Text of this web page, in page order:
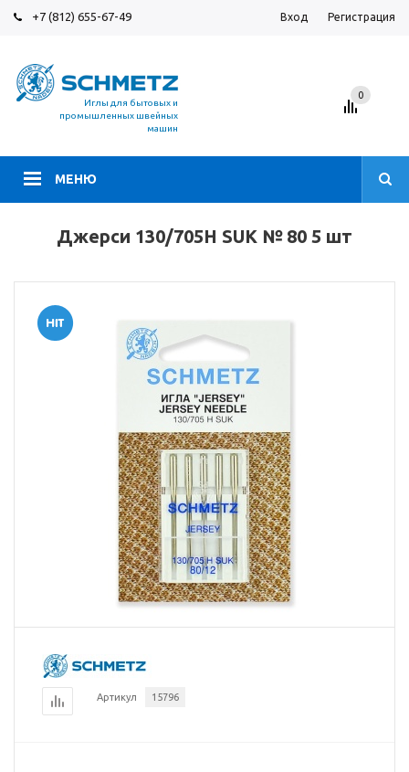
+7 (812) 655-67-49 Вход Регистрация
Иглы для бытовых и
промышленных швейных
машин
МЕНЮ
0
Джерси 130/705Н SUK № 80 5 шт
Артикул 15796